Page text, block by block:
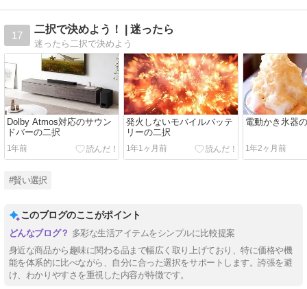
17
二択で決めよう！ | 迷ったら
迷ったら二択で決めよう
Dolby Atmos対応のサウン
ドバーの二択
1年前
発火しないモバイルバッテ
リーの二択
1年1ヶ月前
電動かき氷器
1年2ヶ月前
#賢い選択
このブログのここがポイント
多彩な生活アイテムをシンプルに比較提案
身近な商品から趣味に関わる品まで幅広く取り上げており、特に価格や機
能を体系的に比べながら、自分に合った選択をサポートします。誇張を避
け、わかりやすさを重視した内容が特徴です。